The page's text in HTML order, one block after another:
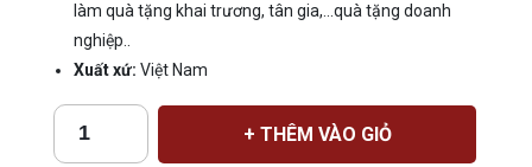
làm quà tặng khai trương, tân gia,...quà tặng doanh
nghiệp..
Xuất xứ: Việt Nam
+ THÊM VÀO GIỎ